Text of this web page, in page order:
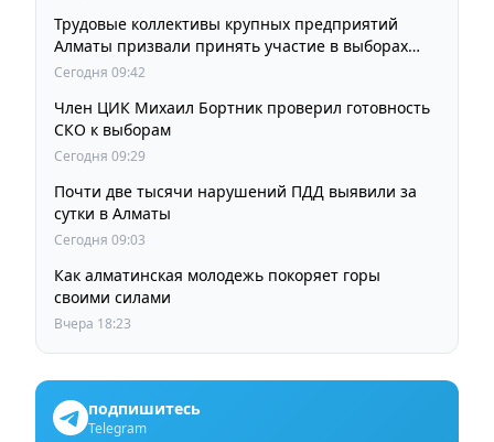
Трудовые коллективы крупных предприятий
Алматы призвали принять участие в выборах
членов Курултая
Сегодня 09:42
Член ЦИК Михаил Бортник проверил готовность
СКО к выборам
Сегодня 09:29
Почти две тысячи нарушений ПДД выявили за
сутки в Алматы
Сегодня 09:03
Как алматинская молодежь покоряет горы
своими силами
Вчера 18:23
подпишитесь
Telegram